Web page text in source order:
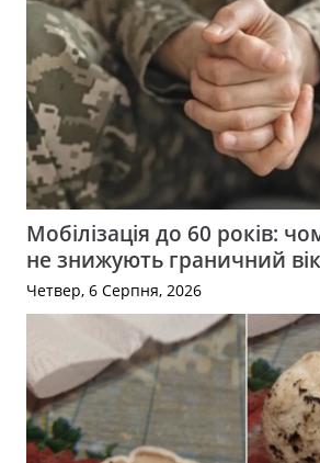
Мобілізація до 60 років:
не знижують граничний вік
Четвер, 6 Серпня, 2026